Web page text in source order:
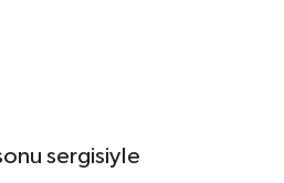
sergisiyle